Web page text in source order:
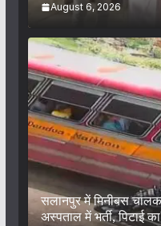
August 6, 2026
सलानपुर में मिनीबस
अस्पताल में भर्ती, पिटाई